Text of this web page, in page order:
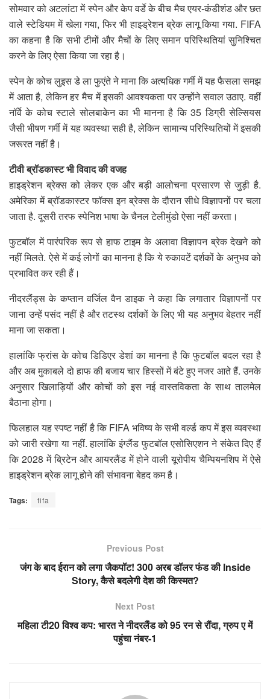
सोमवार को अटलांटा में स्पेन और केप वर्डे के बीच मैच एयर-कंडीशंड और छत
वाले स्टेडियम में खेला गया, फिर भी हाइड्रेशन ब्रेक लागू किया गया. FIFA
का कहना है कि सभी टीमों और मैचों के लिए समान परिस्थितियां सुनिश्चित
करने के लिए ऐसा किया जा रहा है।
स्पेन के कोच लुइस डे ला फुएंते ने माना कि अत्यधिक गर्मी में यह फैसला समझ
में आता है, लेकिन हर मैच में इसकी आवश्यकता पर उन्होंने सवाल उठाए. वहीं
नॉर्वे के कोच स्टाले सोलबाकेन का भी मानना है कि 35 डिग्री सेल्सियस
जैसी भीषण गर्मी में यह व्यवस्था सही है, लेकिन सामान्य परिस्थितियों में इसकी
जरूरत नहीं है।
टीवी ब्रॉडकास्ट भी विवाद की वजह
हाइड्रेशन ब्रेक्स को लेकर एक और बड़ी आलोचना प्रसारण से जुड़ी है.
अमेरिका में ब्रॉडकास्टर फॉक्स इन ब्रेक्स के दौरान सीधे विज्ञापनों पर चला
जाता है. दूसरी तरफ स्पेनिश भाषा के चैनल टेलीमुंडो ऐसा नहीं करता।
फुटबॉल में पारंपरिक रूप से हाफ टाइम के अलावा विज्ञापन ब्रेक देखने को
नहीं मिलते. ऐसे में कई लोगों का मानना है कि ये रुकावटें दर्शकों के अनुभव को
प्रभावित कर रही हैं।
नीदरलैंड्स के कप्तान वर्जिल वैन डाइक ने कहा कि लगातार विज्ञापनों पर
जाना उन्हें पसंद नहीं है और तटस्थ दर्शकों के लिए भी यह अनुभव बेहतर नहीं
माना जा सकता।
हालांकि फ्रांस के कोच डिडिएर डेशां का मानना है कि फुटबॉल बदल रहा है
और अब मुकाबले दो हाफ की बजाय चार हिस्सों में बंटे हुए नजर आते हैं. उनके
अनुसार खिलाड़ियों और कोचों को इस नई वास्तविकता के साथ तालमेल
बैठाना होगा।
फिलहाल यह स्पष्ट नहीं है कि FIFA भविष्य के सभी वर्ल्ड कप में इस व्यवस्था
को जारी रखेगा या नहीं. हालांकि इंग्लैंड फुटबॉल एसोसिएशन ने संकेत दिए हैं
कि 2028 में ब्रिटेन और आयरलैंड में होने वाली यूरोपीय चैम्प‍ियनशिप में ऐसे
हाइड्रेशन ब्रेक लागू होने की संभावना बेहद कम है।
Tags: fifa
Previous Post
जंग के बाद ईरान को लगा जैकपॉट! 300 अरब डॉलर फंड की Inside
Story, कैसे बदलेगी देश की किस्मत?
Next Post
महिला टी20 विश्व कप: भारत ने नीदरलैंड को 95 रन से रौंदा, ग्रुप ए में
पहुंचा नंबर-1